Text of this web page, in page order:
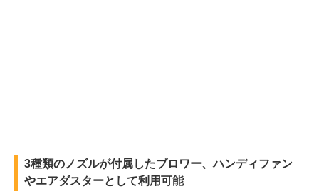
3種類のノズルが付属したブロワー、ハンディファン
やエアダスターとして利用可能